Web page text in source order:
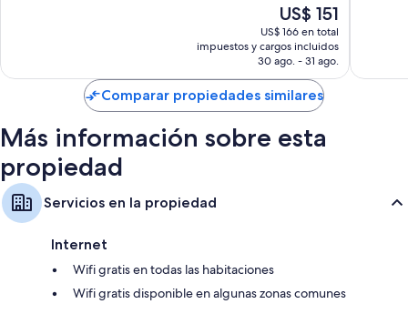
El
precio
actual
es
de
US$ 151
US$ 151
US$ 166 en total
impuestos y cargos incluidos
30 ago. - 31 ago.
Comparar propiedades similares
Más información sobre esta
propiedad
Servicios en la propiedad
Internet
Wifi gratis en todas las habitaciones
Wifi gratis disponible en algunas zonas comunes